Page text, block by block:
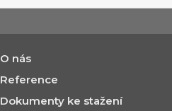
O nás
Reference
Dokumenty ke stažení